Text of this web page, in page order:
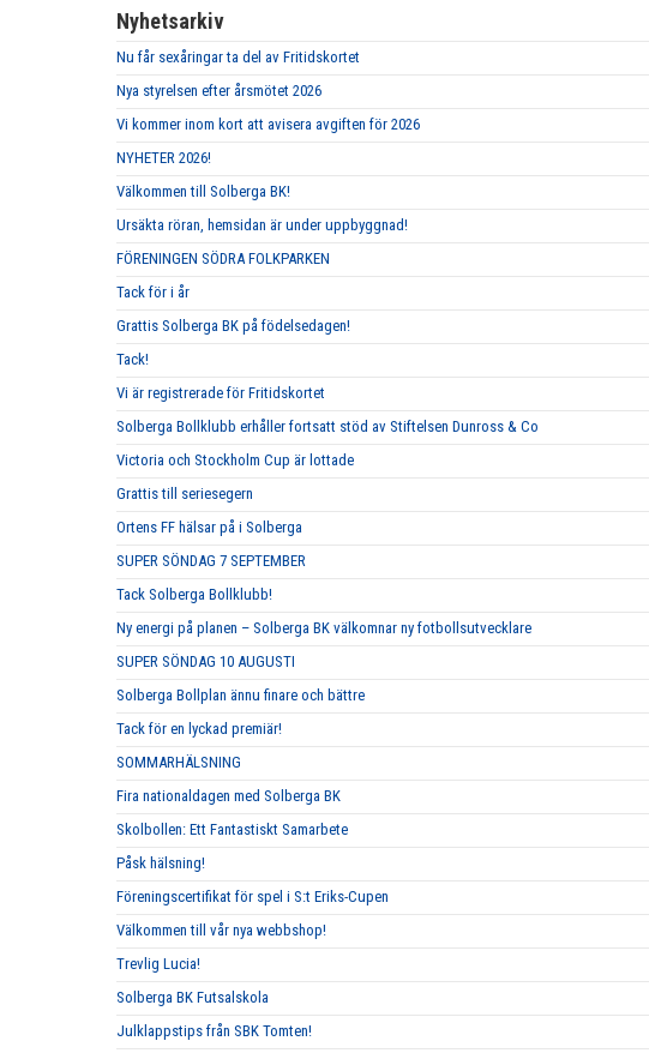
Nyhetsarkiv
Nu får sexåringar ta del av Fritidskortet
Nya styrelsen efter årsmötet 2026
Vi kommer inom kort att avisera avgiften för 2026
NYHETER 2026!
Välkommen till Solberga BK!
Ursäkta röran, hemsidan är under uppbyggnad!
FÖRENINGEN SÖDRA FOLKPARKEN
Tack för i år
Grattis Solberga BK på födelsedagen!
Tack!
Vi är registrerade för Fritidskortet
Solberga Bollklubb erhåller fortsatt stöd av Stiftelsen Dunross & Co
Victoria och Stockholm Cup är lottade
Grattis till seriesegern
Ortens FF hälsar på i Solberga
SUPER SÖNDAG 7 SEPTEMBER
Tack Solberga Bollklubb!
Ny energi på planen – Solberga BK välkomnar ny fotbollsutvecklare
SUPER SÖNDAG 10 AUGUSTI
Solberga Bollplan ännu finare och bättre
Tack för en lyckad premiär!
SOMMARHÄLSNING
Fira nationaldagen med Solberga BK
Skolbollen: Ett Fantastiskt Samarbete
Påsk hälsning!
Föreningscertifikat för spel i S:t Eriks-Cupen
Välkommen till vår nya webbshop!
Trevlig Lucia!
Solberga BK Futsalskola
Julklappstips från SBK Tomten!